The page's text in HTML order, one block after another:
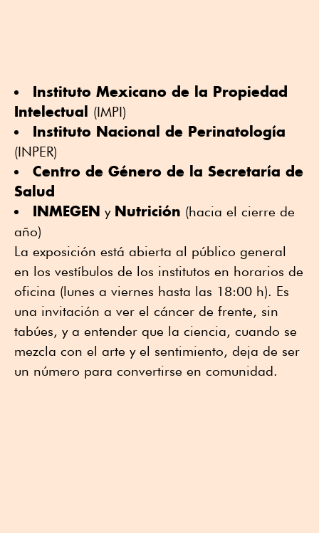
Instituto Mexicano de la Propiedad
Intelectual (IMPI)
Instituto Nacional de Perinatología
(INPER)
Centro de Género de la Secretaría de
Salud
INMEGEN y Nutrición (hacia el cierre de
año)
La exposición está abierta al público general
en los vestíbulos de los institutos en horarios de
oficina (lunes a viernes hasta las 18:00 h). Es
una invitación a ver el cáncer de frente, sin
tabúes, y a entender que la ciencia, cuando se
mezcla con el arte y el sentimiento, deja de ser
un número para convertirse en comunidad.